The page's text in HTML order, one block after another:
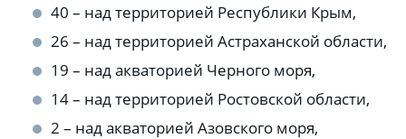
40 – над территорией Республики Крым,
26 – над территорией Астраханской области,
19 – над акваторией Черного моря,
14 – над территорией Ростовской области,
2 – над акваторией Азовского моря,